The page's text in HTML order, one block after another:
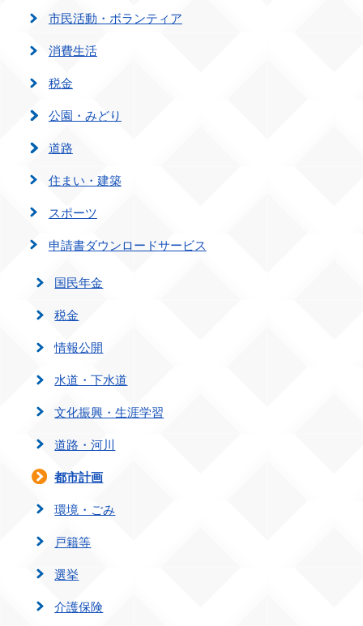
市民活動・ボランティア
消費生活
税金
公園・みどり
道路
住まい・建築
スポーツ
申請書ダウンロードサービス
国民年金
税金
情報公開
水道・下水道
文化振興・生涯学習
道路・河川
都市計画
環境・ごみ
戸籍等
選挙
介護保険